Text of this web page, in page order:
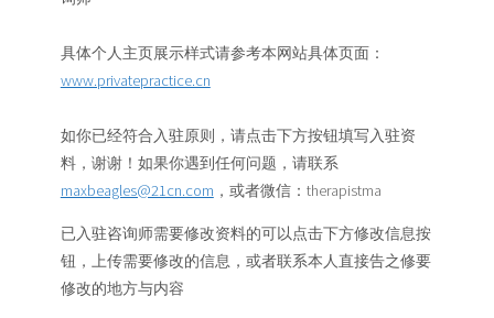
具体个人主页展示样式请参考本网站具体页面：
www.privatepractice.cn
如你已经符合入驻原则，请点击下方按钮填写入驻资
料，谢谢！如果你遇到任何问题，请联系
maxbeagles@21cn.com ，或者微信：therapistma
已入驻咨询师需要修改资料的可以点击下方修改信息按
钮，上传需要修改的信息，或者联系本人直接告之修要
修改的地方与内容